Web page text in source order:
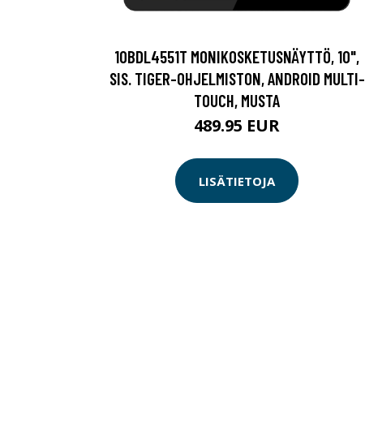
10BDL4551T MONIKOSKETUSNÄYTTÖ, 10",
SIS. TIGER-OHJELMISTON, ANDROID MULTI-
TOUCH, MUSTA
489.95 EUR
LISÄTIETOJA